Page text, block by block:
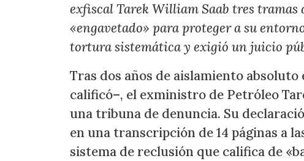
exfiscal Tarek William Saab tres
«engavetado» para proteger a su
tortura sistemática y exigió un juicio
Tras dos años de aislamiento
calificó–, el exministro de Petróleo
una tribuna de denuncia. Su
en una transcripción de 14 páginas a
sistema de reclusión que califica de